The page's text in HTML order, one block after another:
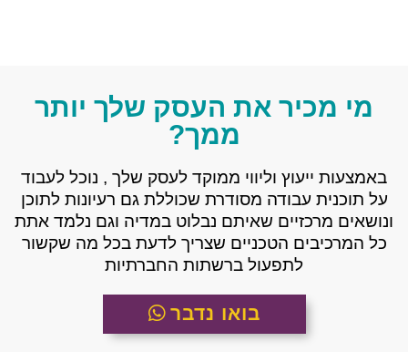
מי מכיר את העסק שלך יותר
ממך?
באמצעות ייעוץ וליווי ממוקד לעסק שלך ​, נוכל לעבוד
על תוכנית עבודה מסודרת שכוללת גם רעיונות לתוכן
ונושאים מרכזיים שאיתם נבלוט במדיה וגם נלמד אתת
כל המרכיבים הטכניים שצריך לדעת בכל מה שקשור
לתפעול ברשתות החברתיות
בואו נדבר